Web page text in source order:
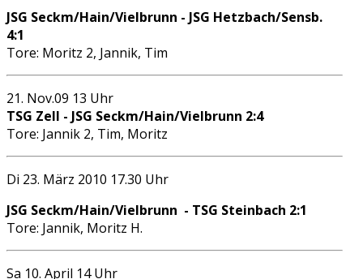
JSG Seckm/Hain/Vielbrunn - JSG Hetzbach/Sensb.
4:1
Tore: Moritz 2, Jannik, Tim
21. Nov.09 13 Uhr
TSG Zell - JSG Seckm/Hain/Vielbrunn 2:4
Tore: Jannik 2, Tim, Moritz
Di 23. März 2010 17.30 Uhr
JSG Seckm/Hain/Vielbrunn - TSG Steinbach 2:1
Tore: Jannik, Moritz H.
Sa 10. April 14 Uhr